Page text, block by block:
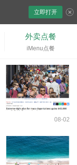
立即打开
外卖点餐
iMenu点餐
08-02